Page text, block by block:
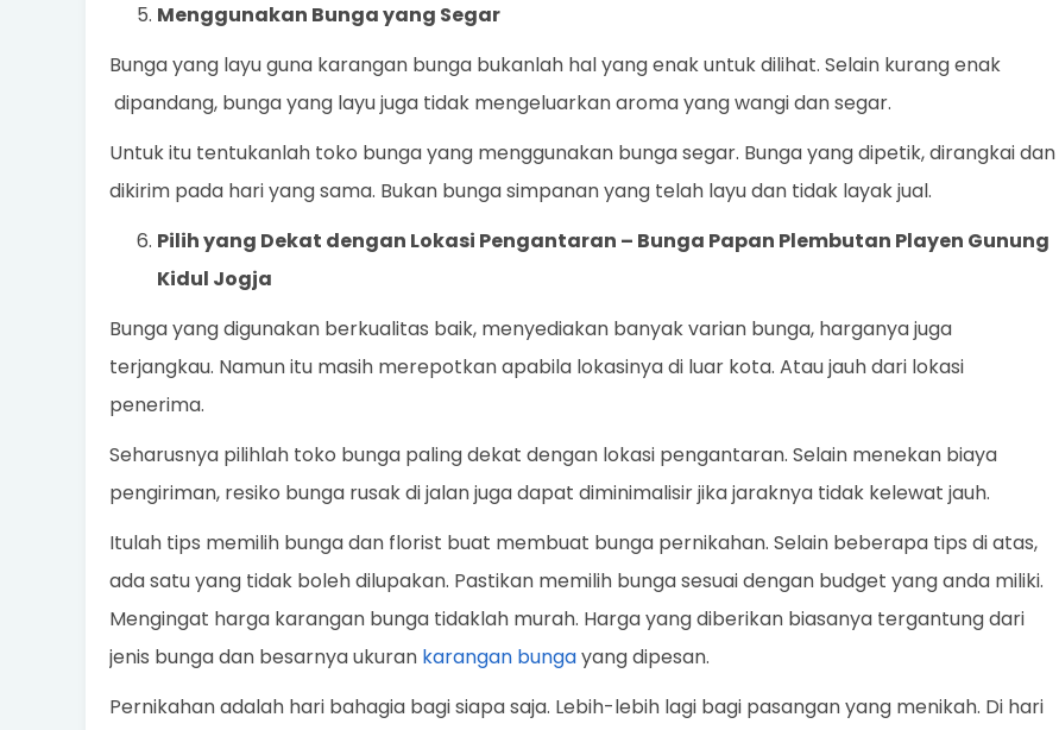
Menggunakan Bunga yang Segar
Bunga yang layu guna karangan bunga bukanlah hal yang enak untuk dilihat. Selain kurang enak
dipandang, bunga yang layu juga tidak mengeluarkan aroma yang wangi dan segar.
Untuk itu tentukanlah toko bunga yang menggunakan bunga segar. Bunga yang dipetik, dirangkai dan
dikirim pada hari yang sama. Bukan bunga simpanan yang telah layu dan tidak layak jual.
Pilih yang Dekat dengan Lokasi Pengantaran – Bunga Papan Plembutan Playen Gunung
Kidul Jogja
Bunga yang digunakan berkualitas baik, menyediakan banyak varian bunga, harganya juga
terjangkau. Namun itu masih merepotkan apabila lokasinya di luar kota. Atau jauh dari lokasi
penerima.
Seharusnya pilihlah toko bunga paling dekat dengan lokasi pengantaran. Selain menekan biaya
pengiriman, resiko bunga rusak di jalan juga dapat diminimalisir jika jaraknya tidak kelewat jauh.
Itulah tips memilih bunga dan florist buat membuat bunga pernikahan. Selain beberapa tips di atas,
ada satu yang tidak boleh dilupakan. Pastikan memilih bunga sesuai dengan budget yang anda miliki.
Mengingat harga karangan bunga tidaklah murah. Harga yang diberikan biasanya tergantung dari
jenis bunga dan besarnya ukuran karangan bungayang dipesan.
Pernikahan adalah hari bahagia bagi siapa saja. Lebih-lebih lagi bagi pasangan yang menikah. Di hari